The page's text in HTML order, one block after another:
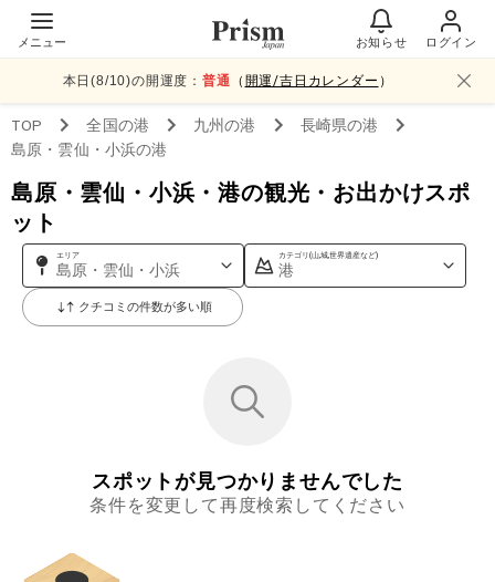
メニュー お知らせ ログイン
本日(8/10)の開運度：普通 （ 開運/吉日カレンダー ）
TOP 全国の港 九州の港 長崎県の港
島原・雲仙・小浜の港
島原・雲仙・小浜・港の観光・お出かけスポ
ット
エリア
島原・雲仙・小浜
カテゴリ(山,城,世界遺産など)
港
クチコミの件数が多い順
スポットが見つかりませんでした
条件を変更して再度検索してください